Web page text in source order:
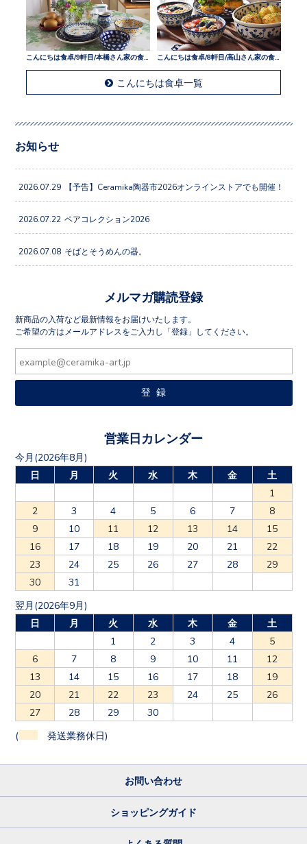
こんにちは食卓/8軒目/高山さん家の食卓
こんにちは食卓一覧
ご希望の方はメールアドレスをご入力し「登録」してください。
日
月 火 水 木 金
土
1
2
3 4 5 6 7
8
9
10 11 12 13 14
15
16
17 18 19 20 21
22
23
24 25 26 27 28
29
30
31
日
月 火 水 木 金
土
1
2 3 4
5
6
7 8 9 10 11
12
13
14 15 16 17 18
19
20
21 22 23 24 25
26
27
28 29 30